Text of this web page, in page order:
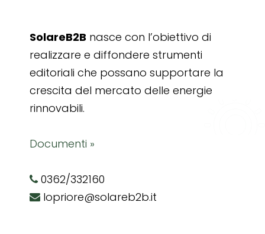
SolareB2B nasce con l’obiettivo di
realizzare e diffondere strumenti
editoriali che possano supportare la
crescita del mercato delle energie
rinnovabili.
Documenti »
0362/332160
lopriore@solareb2b.it